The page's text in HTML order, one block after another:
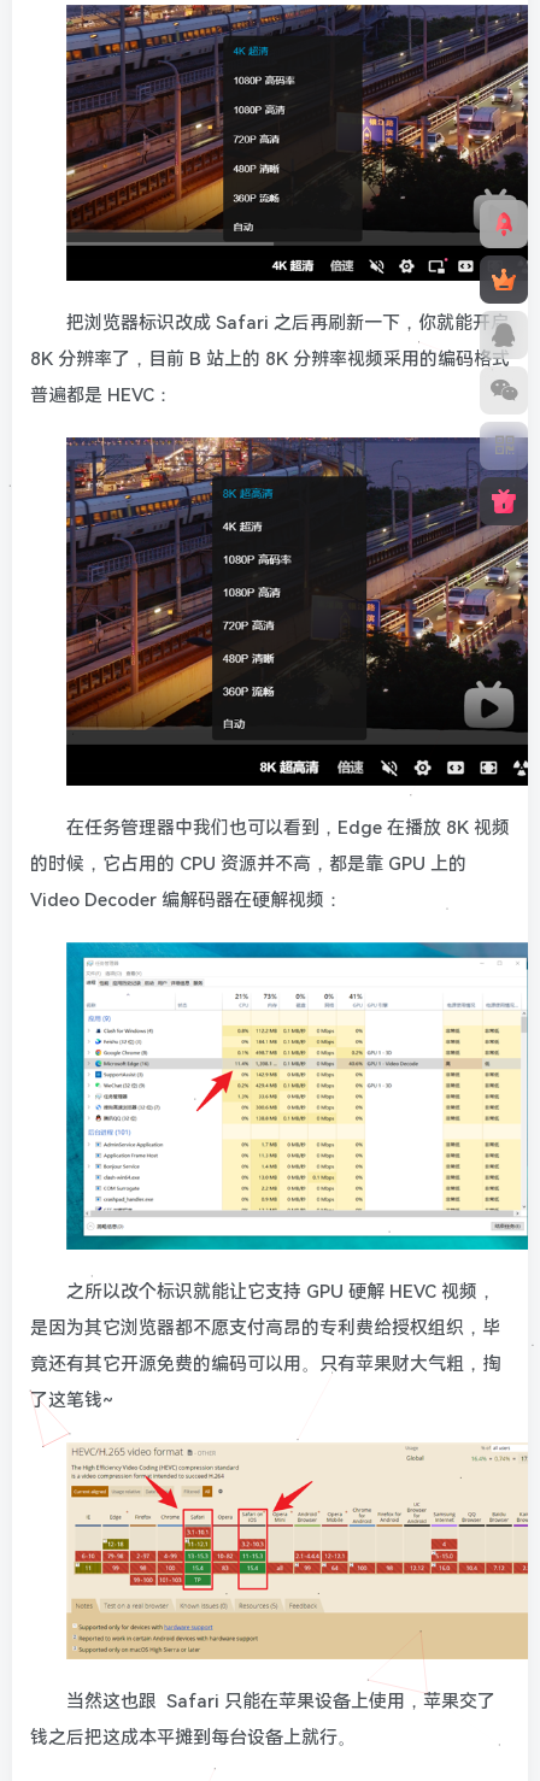
把浏览器标识改成 Safari 之后再刷新一下，你就能开启
8K 分辨率了，目前 B 站上的 8K 分辨率视频采用的编码格式
普遍都是 HEVC：
在任务管理器中我们也可以看到，Edge 在播放 8K 视频
的时候，它占用的 CPU 资源并不高，都是靠 GPU 上的
Video Decoder 编解码器在硬解视频：
之所以改个标识就能让它支持 GPU 硬解 HEVC 视频，
是因为其它浏览器都不愿支付高昂的专利费给授权组织，毕
竟还有其它开源免费的编码可以用。只有苹果财大气粗，掏
了这笔钱~
当然这也跟 Safari 只能在苹果设备上使用，苹果交了
钱之后把这成本平摊到每台设备上就行。